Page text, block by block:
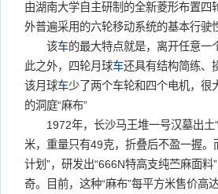
由湖南大学自主研制的全新菱形布置
外普遍采用的六轮移动系统的基本行
该车的最大特点就是，离开任意一
此之外，四轮月球车还具有结构简练、
该月球车少了两个车轮和四个电机，很
的洞庭“麻布”
1972年，长沙马王堆一号汉墓出土“
米，重量只有49克，折叠后不盈一握
计划”，研发出“666N特高支纯苎麻面
奇。目前，这种“麻布”每平方米售价高